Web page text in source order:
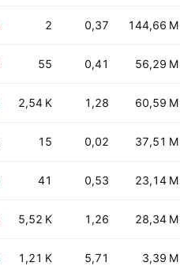
2 0,37 144,66 M
55 0,41 56,29 M
2,54 K 1,28 60,59 M
15 0,02 37,51 M
41 0,53 23,14 M
5,52 K 1,26 28,34 M
1,21 K 5,71 3,39 M